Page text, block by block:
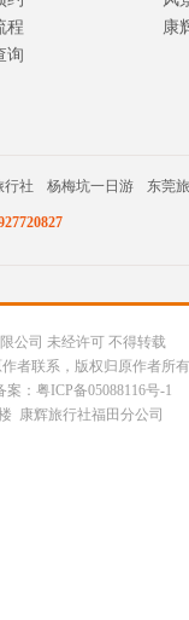
程
询
康
行社 杨梅坑一日游 东莞
公司 未经许可 不得转载
者联系，版权归原作者所
案：粤ICP备05088116号-1
康辉旅行社福田分公司